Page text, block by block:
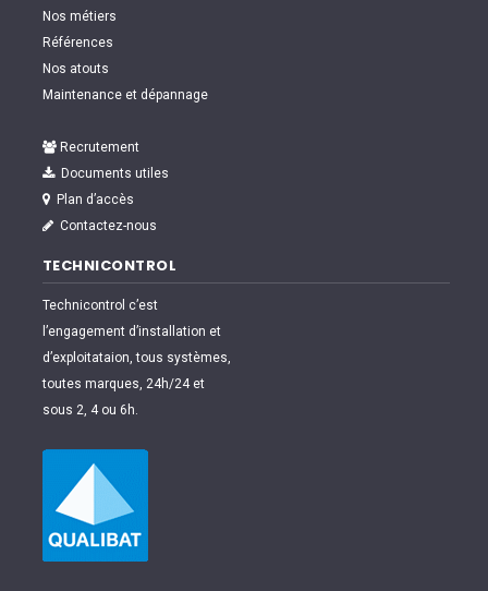
Nos métiers
Références
Nos atouts
Maintenance et dépannage
Recrutement
Documents utiles
Plan d’accès
Contactez-nous
TECHNICONTROL
Technicontrol c’est
l’engagement d’installation et
d’exploitataion, tous systèmes,
toutes marques, 24h/24 et
sous 2, 4 ou 6h.